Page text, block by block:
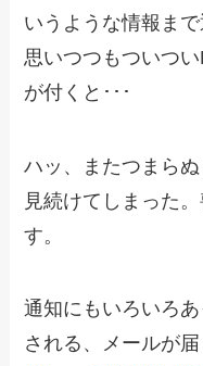
いうような情報ま
思いつつもついつ
が付くと･･･
ハッ、またつまら
見続けてしまった
す。
通知にもいろいろ
される、メールが